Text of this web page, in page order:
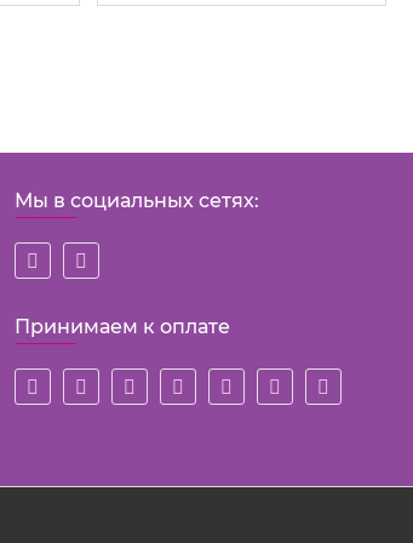
Мы в социальных сетях:
Принимаем к оплате